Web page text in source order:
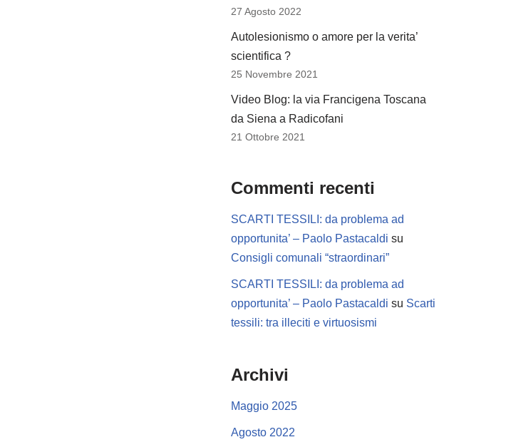
27 Agosto 2022
Autolesionismo o amore per la verita’
scientifica ?
25 Novembre 2021
Video Blog: la via Francigena Toscana
da Siena a Radicofani
21 Ottobre 2021
Commenti recenti
SCARTI TESSILI: da problema ad
opportunita’ – Paolo Pastacaldi su
Consigli comunali “straordinari”
SCARTI TESSILI: da problema ad
opportunita’ – Paolo Pastacaldi su Scarti
tessili: tra illeciti e virtuosismi
Archivi
Maggio 2025
Agosto 2022